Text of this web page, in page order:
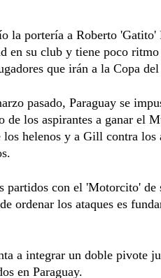
la portería a Roberto 'Gatito'
en su club y tiene poco ritmo
que irán a la Copa
pasado, Paraguay se
de los aspirantes a ganar el
helenos y a Gill contra los
partidos con el 'Motorcito' de
ordenar los ataques es
a integrar un doble pivote
en Paraguay.